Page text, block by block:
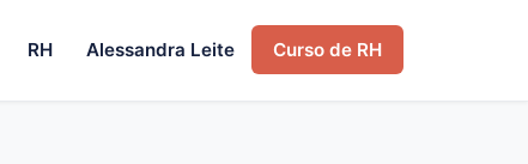
RH Alessandra Leite Curso de RH